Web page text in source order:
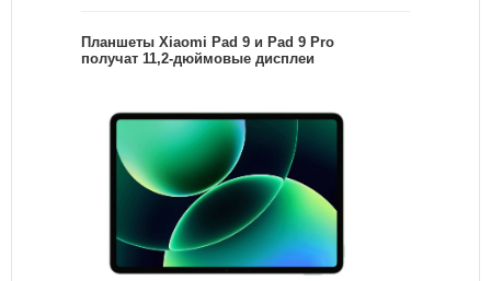
Планшеты Xiaomi Pad 9 и Pad 9 Pro
получат 11,2-дюймовые дисплеи